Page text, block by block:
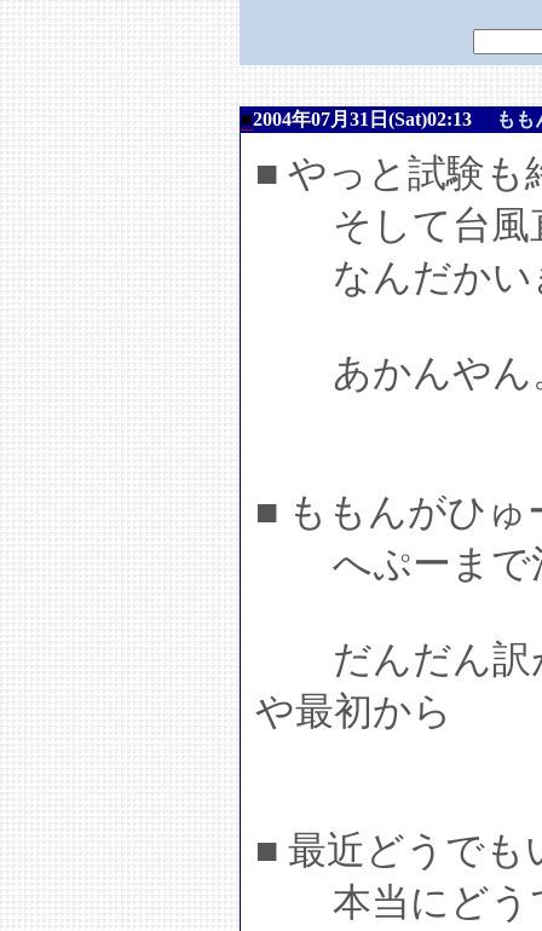
■2004年07月31日(Sat)02:13 もも
■ やっと試験も
そして台風
なんだかい
あかんやん
■ ももんがひ
へぷーまで
だんだん訳
や最初から
■ 最近どうでも
本当にどう